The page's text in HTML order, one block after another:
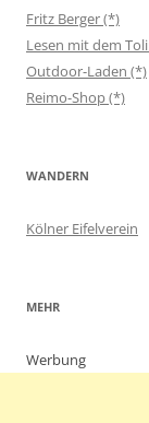
Fritz Berger (*)
Lesen mit dem
Outdoor-Laden (*)
Reimo-Shop (*)
WANDERN
Kölner Eifelverein
MEHR
Werbung